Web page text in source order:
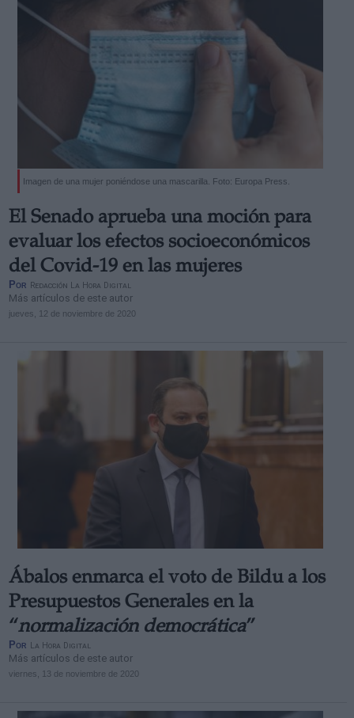
Imagen de una mujer poniéndose una mascarilla. Foto: Europa Press.
El Senado aprueba una moción para
evaluar los efectos socioeconómicos
del Covid-19 en las mujeres
Por Redacción La Hora Digital
Más artículos de este autor
jueves, 12 de noviembre de 2020
Ábalos enmarca el voto de Bildu a los
Presupuestos Generales en la
“normalización democrática”
Por La Hora Digital
Más artículos de este autor
viernes, 13 de noviembre de 2020